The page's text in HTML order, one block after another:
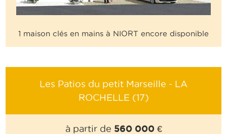
1 maison clés en mains à NIORT encore disponible
Les Patios du petit Marseille - LA
ROCHELLE (17)
à partir de 560 000 €